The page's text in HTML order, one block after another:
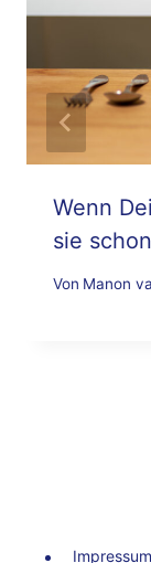
Wenn
sie
Von Manon